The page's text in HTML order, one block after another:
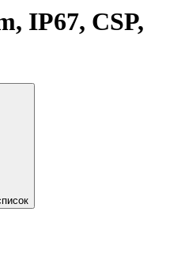
IP67, CSP,